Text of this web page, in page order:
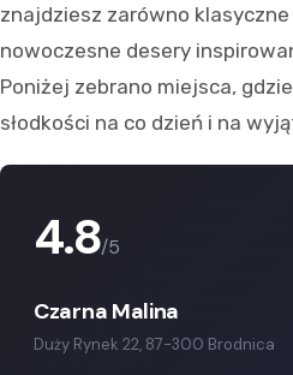
znajdziesz zarówno klasyczne
nowoczesne desery
Poniżej zebrano miejsca,
słodkości na co dzień i na
4.8/5
Czarna Malina
Duży Rynek 22, 87-300 Brodnica